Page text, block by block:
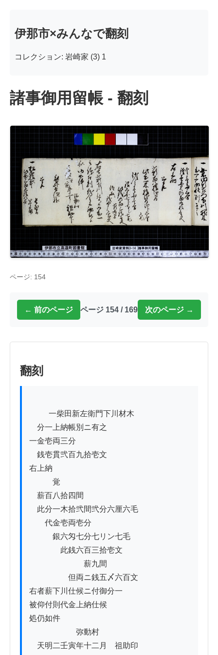
伊那市×みんなで翻刻
コレクション: 岩崎家 (3) 1
諸事御用留帳 - 翻刻
ページ: 154
← 前のページ ページ 154 / 169 次のページ →
翻刻
分一上納帳別ニ有之
一金壱両三分
銭壱貫弐百九拾壱文
右上納
覚
薪百八拾四間
此分一木拾弐間弐分六厘六毛
代金壱両壱分
銀六匁七分七リン七毛
此銭六百三拾壱文
薪九間
但両ニ銭五〆六百文
右者薪下川仕候ニ付御分一
被仰付則代金上納仕候
処仍如件
弥動村
天明二壬寅年十二月　祖助印